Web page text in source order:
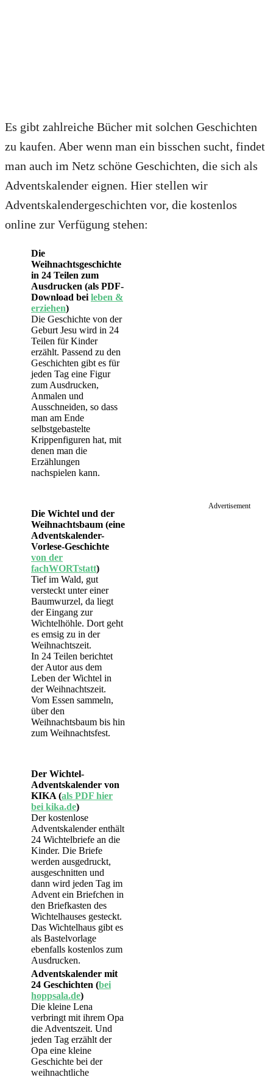
Es gibt zahlreiche Bücher mit solchen Geschichten
zu kaufen. Aber wenn man ein bisschen sucht, findet
man auch im Netz schöne Geschichten, die sich als
Adventskalender eignen. Hier stellen wir
Adventskalendergeschichten vor, die kostenlos
online zur Verfügung stehen:
Die
Weihnachtsgeschichte
in 24 Teilen zum
Ausdrucken (als PDF-
Download bei leben &
erziehen)
Die Geschichte von der
Geburt Jesu wird in 24
Teilen für Kinder
erzählt. Passend zu den
Geschichten gibt es für
jeden Tag eine Figur
zum Ausdrucken,
Anmalen und
Ausschneiden, so dass
man am Ende
selbstgebastelte
Krippenfiguren hat, mit
denen man die
Erzählungen
nachspielen kann.
Die Wichtel und der
Weihnachtsbaum (eine
Adventskalender-
Vorlese-Geschichte
von der
fachWORTstatt)
Tief im Wald, gut
versteckt unter einer
Baumwurzel, da liegt
der Eingang zur
Wichtelhöhle. Dort geht
es emsig zu in der
Weihnachtszeit.
In 24 Teilen berichtet
der Autor aus dem
Leben der Wichtel in
der Weihnachtszeit.
Vom Essen sammeln,
über den
Weihnachtsbaum bis hin
zum Weihnachtsfest.
Advertisement
Der Wichtel-
Adventskalender von
KIKA (als PDF hier
bei kika.de)
Der kostenlose
Adventskalender enthält
24 Wichtelbriefe an die
Kinder. Die Briefe
werden ausgedruckt,
ausgeschnitten und
dann wird jeden Tag im
Advent ein Briefchen in
den Briefkasten des
Wichtelhauses gesteckt.
Das Wichtelhaus gibt es
als Bastelvorlage
ebenfalls kostenlos zum
Ausdrucken.
Adventskalender mit
24 Geschichten (bei
hoppsala.de)
Die kleine Lena
verbringt mit ihrem Opa
die Adventszeit. Und
jeden Tag erzählt der
Opa eine kleine
Geschichte bei der
weihnachtliche